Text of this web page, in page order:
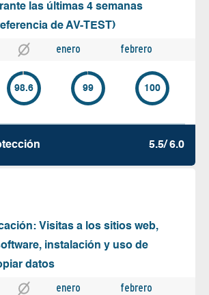
las últimas 4 semanas
de AV-TEST)
enero febrero
98.6 99 100
5.5/ 6.0
Visitas a los sitios web,
instalación y uso de
datos
enero febrero